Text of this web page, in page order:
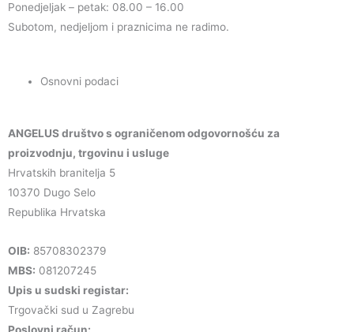
Ponedjeljak – petak: 08.00 – 16.00
Subotom, nedjeljom i praznicima ne radimo.
Osnovni podaci
ANGELUS društvo s ograničenom odgovornošću za
proizvodnju, trgovinu i usluge
Hrvatskih branitelja 5
10370 Dugo Selo
Republika Hrvatska
OIB: 85708302379
MBS: 081207245
Upis u sudski registar:
Trgovački sud u Zagrebu
Poslovni račun: